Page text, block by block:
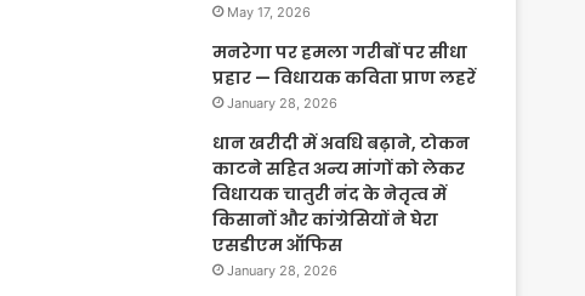
May 17, 2026
मनरेगा पर हमला गरीबों पर सीधा
प्रहार — विधायक कविता प्राण लहरें
January 28, 2026
धान खरीदी में अवधि बढ़ाने, टोकन
काटने सहित अन्य मांगों को लेकर
विधायक चातुरी नंद के नेतृत्व में
किसानों और कांग्रेसियों ने घेरा
एसडीएम ऑफिस
January 28, 2026